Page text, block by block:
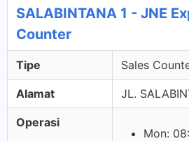
SALABINTANA 1 - JNE
Counter
Tipe Sales
Alamat JL.
Operasi
Mon: